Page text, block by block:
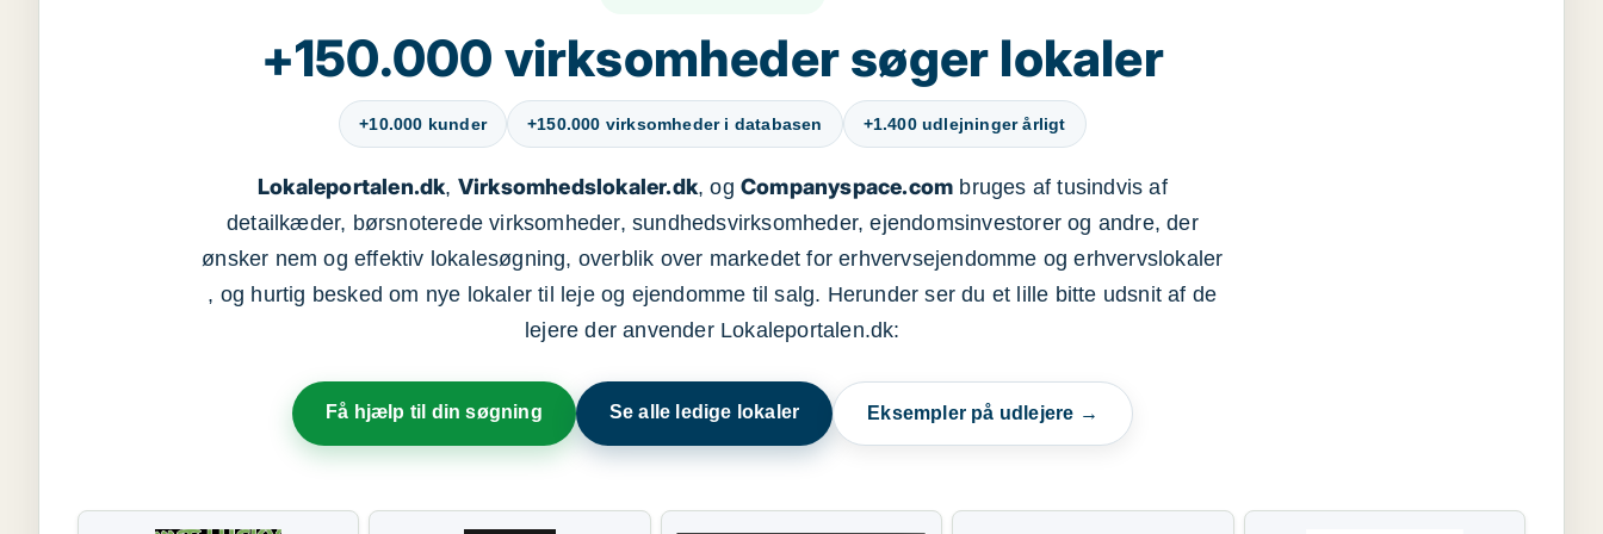
+150.000 virksomheder søger lokaler
+10.000 kunder +150.000 virksomheder i databasen +1.400 udlejninger årligt
Lokaleportalen.dk, Virksomhedslokaler.dk, og Companyspace.com bruges af tusindvis af
detailkæder, børsnoterede virksomheder, sundhedsvirksomheder, ejendomsinvestorer og andre, der
ønsker nem og effektiv lokalesøgning, overblik over markedet for erhvervsejendomme og erhvervslokaler
, og hurtig besked om nye lokaler til leje og ejendomme til salg. Herunder ser du et lille bitte udsnit af de
lejere der anvender Lokaleportalen.dk:
Få hjælp til din søgning Se alle ledige lokaler Eksempler på udlejere →